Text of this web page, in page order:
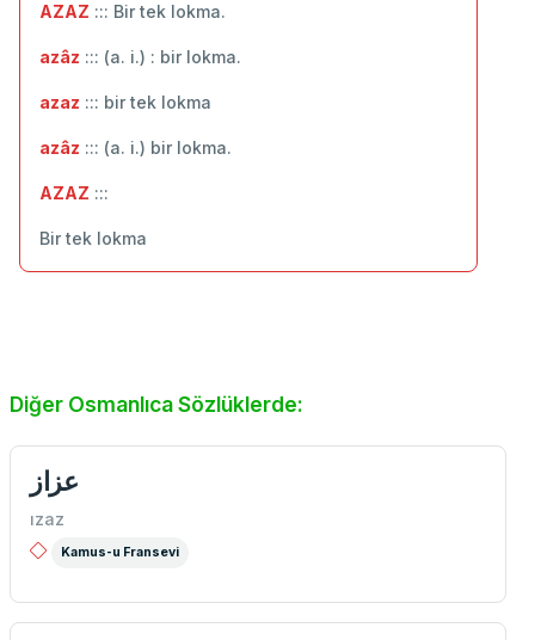
AZAZ ::: Bir tek lokma.
azâz ::: (a. i.) : bir lokma.
azaz ::: bir tek lokma
azâz ::: (a. i.) bir lokma.
AZAZ :::
Bir tek lokma
Diğer Osmanlıca Sözlüklerde:
عزاز
ızaz
Kamus-u Fransevi